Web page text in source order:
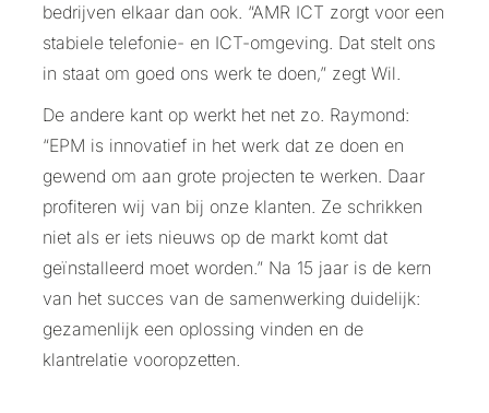
bedrijven elkaar dan ook. “AMR ICT zorgt voor een
stabiele telefonie- en ICT-omgeving. Dat stelt ons
in staat om goed ons werk te doen,” zegt Wil.
De andere kant op werkt het net zo. Raymond:
“EPM is innovatief in het werk dat ze doen en
gewend om aan grote projecten te werken. Daar
profiteren wij van bij onze klanten. Ze schrikken
niet als er iets nieuws op de markt komt dat
geïnstalleerd moet worden.” Na 15 jaar is de kern
van het succes van de samenwerking duidelijk:
gezamenlijk een oplossing vinden en de
klantrelatie vooropzetten.